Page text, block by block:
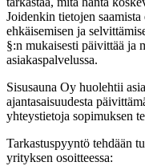
Joidenkin tietojen
ehkäisemisen ja
§:n mukaisesti päivittää ja
asiakaspalvelussa.
Sisusauna Oy huolehtii
ajantasaisuudesta
yhteystietoja sopimuksen
Tarkastuspyyntö tehdään
yrityksen osoitteessa: